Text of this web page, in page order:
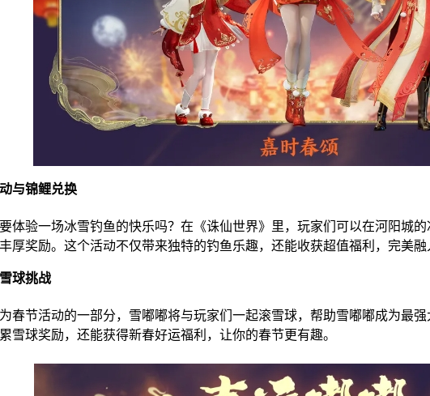
与锦鲤兑换
验一场冰雪钓鱼的快乐吗？在《诛仙世界》里，玩家们可以在河阳城的
厚奖励。这个活动不仅带来独特的钓鱼乐趣，还能收获超值福利，完美融
球挑战
节活动的一部分，雪嘟嘟将与玩家们一起滚雪球，帮助雪嘟嘟成为最强
雪球奖励，还能获得新春好运福利，让你的春节更有趣。